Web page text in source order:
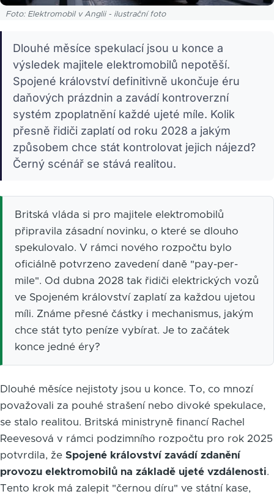
Foto: Elektromobil v Anglii - ilustrační foto
Dlouhé měsíce spekulací jsou u konce a
výsledek majitele elektromobilů nepotěší.
Spojené království definitivně ukončuje éru
daňových prázdnin a zavádí kontroverzní
systém zpoplatnění každé ujeté míle. Kolik
přesně řidiči zaplatí od roku 2028 a jakým
způsobem chce stát kontrolovat jejich nájezd?
Černý scénář se stává realitou.
Britská vláda si pro majitele elektromobilů
připravila zásadní novinku, o které se dlouho
spekulovalo. V rámci nového rozpočtu bylo
oficiálně potvrzeno zavedení daně "pay-per-
mile". Od dubna 2028 tak řidiči elektrických vozů
ve Spojeném království zaplatí za každou ujetou
míli. Známe přesné částky i mechanismus, jakým
chce stát tyto peníze vybírat. Je to začátek
konce jedné éry?
Dlouhé měsíce nejistoty jsou u konce. To, co mnozí
považovali za pouhé strašení nebo divoké spekulace,
se stalo realitou. Britská ministryně financí Rachel
Reevesová v rámci podzimního rozpočtu pro rok 2025
potvrdila, že Spojené království zavádí zdanění
provozu elektromobilů na základě ujeté vzdálenosti.
Tento krok má zalepit "černou díru" ve státní kase,